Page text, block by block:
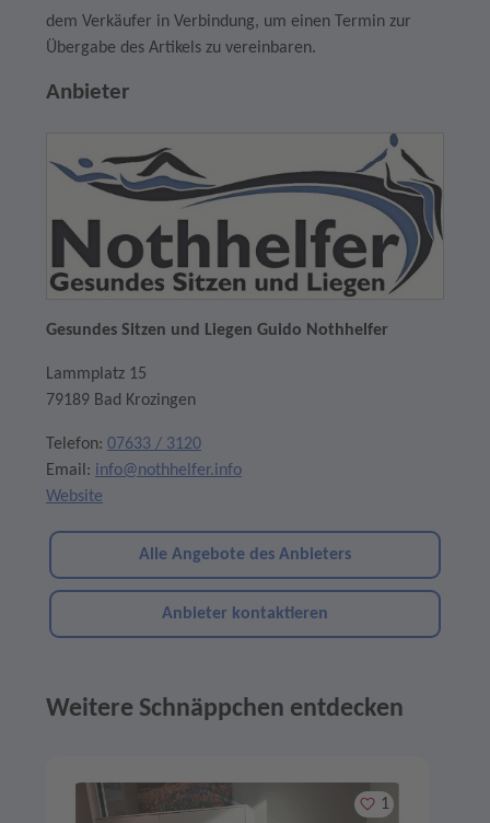
dem Verkäufer in Verbindung, um einen Termin zur
Übergabe des Artikels zu vereinbaren.
Anbieter
Gesundes Sitzen und Liegen Guido Nothhelfer
Lammplatz 15
79189 Bad Krozingen
Telefon: 07633 / 3120
Email: info@nothhelfer.info
Website
Alle Angebote des Anbieters
Anbieter kontaktieren
Weitere Schnäppchen entdecken
Merken
1